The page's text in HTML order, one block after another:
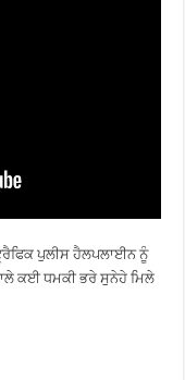
ਪੁਲੀਸ ਹੈਲਪਲਾਈਨ ਨੂੰ
ਕਈ ਧਮਕੀ ਭਰੇ ਸੁਨੇਹੇ ਮਿਲੇ